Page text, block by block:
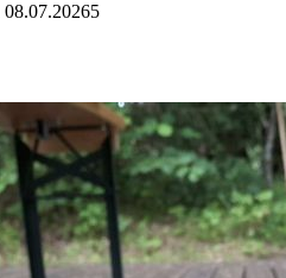
08.07.20265